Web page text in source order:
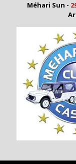
Méhari Sun -